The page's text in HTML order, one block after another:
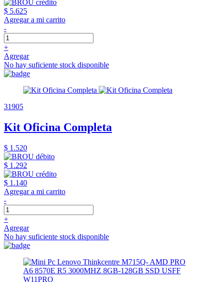
$ 5.625
Agregar a mi carrito
-
+
Agregar
No hay suficiente stock disponible
31905
Kit Oficina Completa
$ 1.520
$ 1.292
$ 1.140
Agregar a mi carrito
-
+
Agregar
No hay suficiente stock disponible